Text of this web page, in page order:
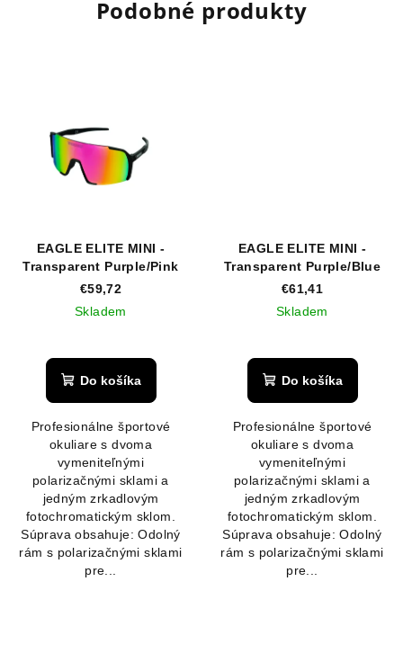
Podobné produkty
EAGLE ELITE MINI -
Transparent Purple/Pink
€59,72
Skladem
Do košíka
Profesionálne športové
okuliare s dvoma
vymeniteľnými
polarizačnými sklami a
jedným zrkadlovým
fotochromatickým sklom.
Súprava obsahuje: Odolný
rám s polarizačnými sklami
pre...
EAGLE ELITE MINI -
Transparent Purple/Blue
€61,41
Skladem
hodnotenie
produktu
z
5
hviezdičiek.
Do košíka
Profesionálne športové
okuliare s dvoma
vymeniteľnými
polarizačnými sklami a
jedným zrkadlovým
fotochromatickým sklom.
Súprava obsahuje: Odolný
rám s polarizačnými sklami
pre...